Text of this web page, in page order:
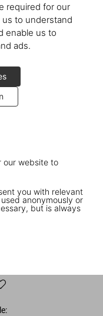
required for our
to understand
enable us to
ads.
our website to
you with relevant
anonymously or
but is always
Edition